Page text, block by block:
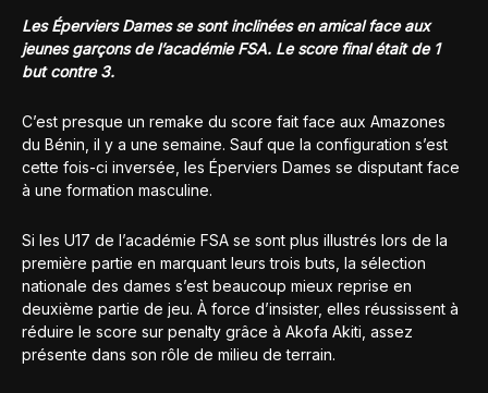
Les Éperviers Dames se sont inclinées en amical face aux
jeunes garçons de l’académie FSA. Le score final était de 1
but contre 3.
C’est presque un remake du score fait face aux Amazones
du Bénin, il y a une semaine. Sauf que la configuration s’est
cette fois-ci inversée, les Éperviers Dames se disputant face
à une formation masculine.
Si les U17 de l’académie FSA se sont plus illustrés lors de la
première partie en marquant leurs trois buts, la sélection
nationale des dames s’est beaucoup mieux reprise en
deuxième partie de jeu. À force d’insister, elles réussissent à
réduire le score sur penalty grâce à Akofa Akiti, assez
présente dans son rôle de milieu de terrain.